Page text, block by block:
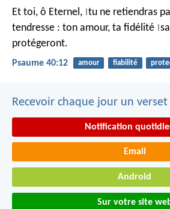
Et toi, ô Eternel, tu ne retiendras
tendresse : ton amour, ta fidélité
protégeront.
Psaume 40:12 amour fiabilité
Recevoir chaque jour un
Notification
Email
Android
Sur votre site